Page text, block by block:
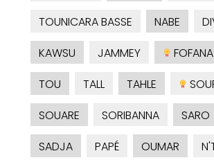
TOUNICARA BASSE
NABE
KAWSU
JAMMEY FOFANA
TOU
TALL TAHLE
SOUARE
SORIBANNA SARO
SADJA
PAPÉ OUMAR